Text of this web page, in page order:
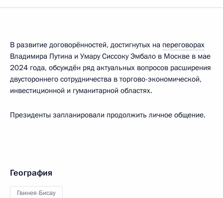
В развитие договорённостей, достигнутых на переговорах
Владимира Путина и Умару Сиссоку Эмбало в Москве в мае
2024 года, обсуждён ряд актуальных вопросов расширения
двустороннего сотрудничества в торгово-экономической,
инвестиционной и гуманитарной областях.
Президенты запланировали продолжить личное общение.
География
Гвинея-Бисау